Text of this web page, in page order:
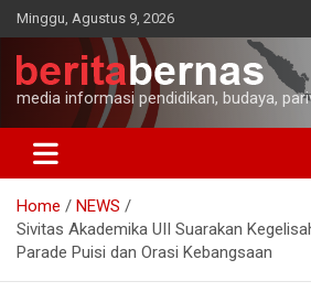
Skip
to
content
Minggu, Agustus 9, 2026
media informasi pendidikan, budaya,
Home
NEWS
Sivitas Akademika UII Suarakan
Parade Puisi dan Orasi Kebangsaan